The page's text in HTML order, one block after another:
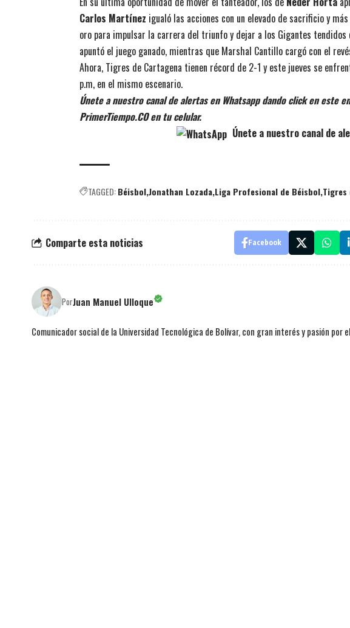
Carlos Martínez igualó las acciones con un elevado de sacrificio y
oro para impulsar la carrera del triunfo y dejar a los Gigantes tendidos
apuntó el juego ganado, mientras que Marshal Cantillo cargó con el
Ahora, Tigres de Cartagena tienen récord de 2-1 y este jueves se
p.m, en el mismo escenario.
Únete a nuestro canal de alertas en Whatsapp dando click en este
PrimerTiempo.CO en tu celular.
Únete a nuestro canal de
TAGGED:BéisbolJonathan Lozada Liga Profesional de Béisbol Tigres
Comparte esta noticias Facebook
PorJuan Manuel Ulloque
Comunicador social de la Universidad Tecnológica de Bolívar, con gran interés y pasión por